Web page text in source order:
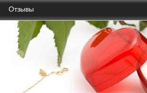
Отзывы